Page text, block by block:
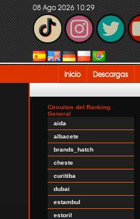
08 Ago 2026 10:29
Inicio Descargas
Circuitos del Ranking
General
aida
albacete
brands_hatch
cheste
curitiba
dubai
estambul
estoril